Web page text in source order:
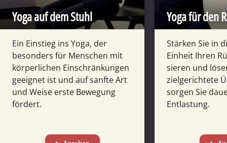
Yoga auf dem Stuhl
Ein Einstieg ins Yoga, der
besonders für Menschen mit
körper­lichen Ein­schrän­kungen
geeig­net ist und auf sanfte Art
und Weise erste Bewe­gung
fördert.
Yoga für den
Stärken Sie in
Einheit Ihren
sieren und
ziel­gerichtete
sorgen Sie
Ent­lastung.